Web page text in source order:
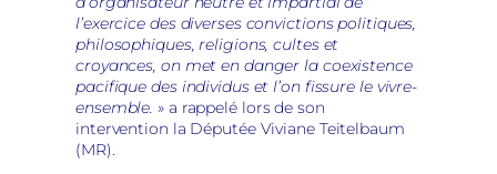
l’exercice des diverses convictions politiques,
philosophiques, religions, cultes et
croyances, on met en danger la coexistence
pacifique des individus et l’on fissure le vivre-
ensemble. » a rappelé lors de son
intervention la Députée Viviane Teitelbaum
(MR).